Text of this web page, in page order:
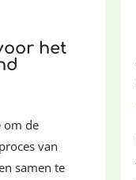
het
om de
van
samen te